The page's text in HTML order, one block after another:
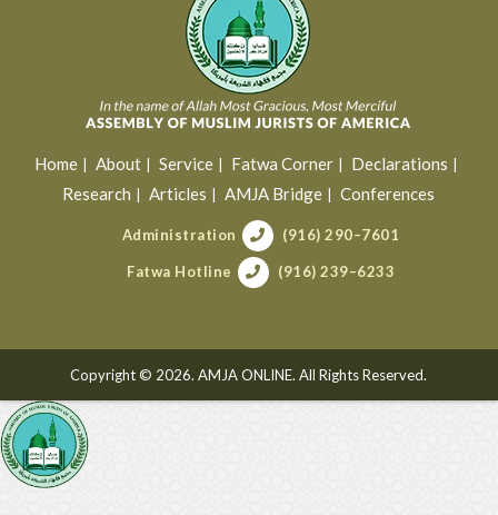
Home About Service Fatwa Corner
Declarations
Research
Articles AMJA Bridge Conferences
Administration (916) 290–7601
Fatwa Hotline (916) 239–6233
Copyright © 2026. AMJA ONLINE. All Rights Reserved.